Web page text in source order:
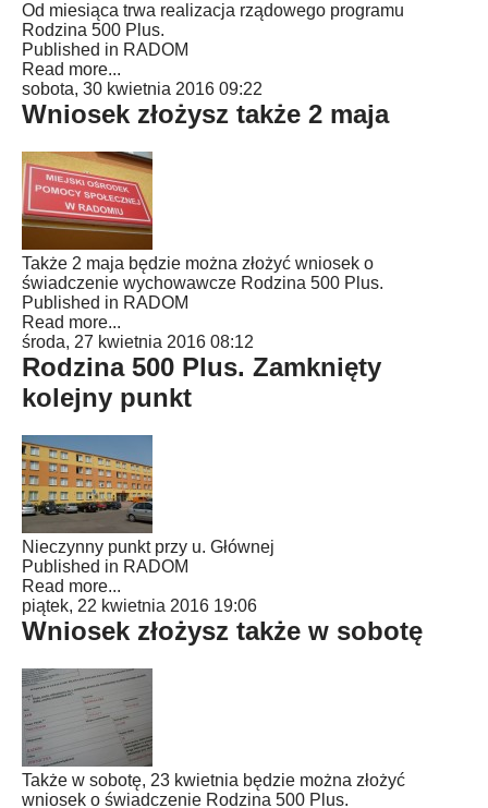
Od miesiąca trwa realizacja rządowego programu
Rodzina 500 Plus.
Published in RADOM
Read more...
sobota, 30 kwietnia 2016 09:22
Wniosek złożysz także 2 maja
Także 2 maja będzie można złożyć wniosek o
świadczenie wychowawcze Rodzina 500 Plus.
Published in RADOM
Read more...
środa, 27 kwietnia 2016 08:12
Rodzina 500 Plus. Zamknięty
kolejny punkt
Nieczynny punkt przy u. Głównej
Published in RADOM
Read more...
piątek, 22 kwietnia 2016 19:06
Wniosek złożysz także w sobotę
Także w sobotę, 23 kwietnia będzie można złożyć
wniosek o świadczenie Rodzina 500 Plus.